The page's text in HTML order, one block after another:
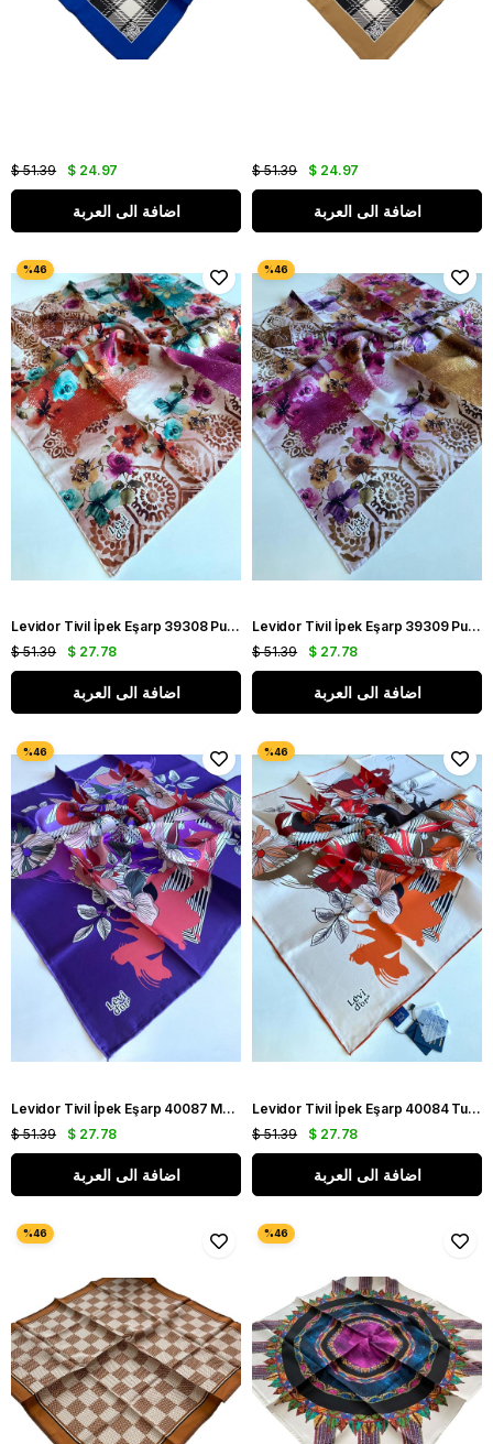
$ 24.97
$ 51.39
اضافة الى العربة
$ 24.97
$ 51.39
اضافة الى العربة
Levidor Tivil İpek Eşarp 39308 Pudra Karışık Desen
$ 27.78
$ 51.39
اضافة الى العربة
Levidor Tivil İpek Eşarp 39309 Pudra Karışık Desen
$ 27.78
$ 51.39
اضافة الى العربة
Levidor Tivil İpek Eşarp 40087 Mor Karışık Desen
$ 27.78
$ 51.39
اضافة الى العربة
Levidor Tivil İpek Eşarp 40084 Turuncu Karışık Desen
$ 27.78
$ 51.39
اضافة الى العربة